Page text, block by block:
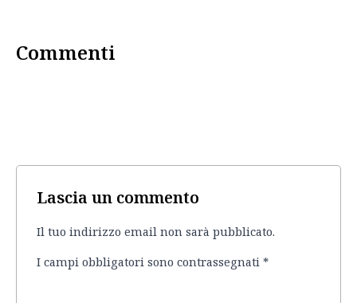
Commenti
Lascia un commento
Il tuo indirizzo email non sarà pubblicato.
I campi obbligatori sono contrassegnati *